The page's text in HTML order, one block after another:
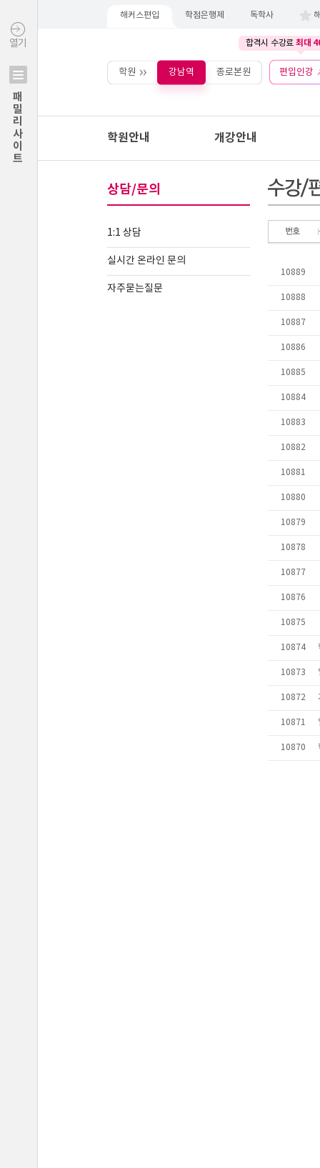
열기
패밀리사이트
해커스편입 학점은행제 독학사
합격시 수강료 최대
학원 강남역 종로본원 편입인강
학원안내 개강안내
상담/문의
1:1 상담
실시간 온라인 문의
자주묻는질문